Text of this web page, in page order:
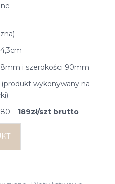
i szerokości 90mm
wykonywany na
– 189zł/szt brutto